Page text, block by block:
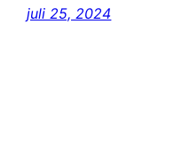
juli 25, 2024